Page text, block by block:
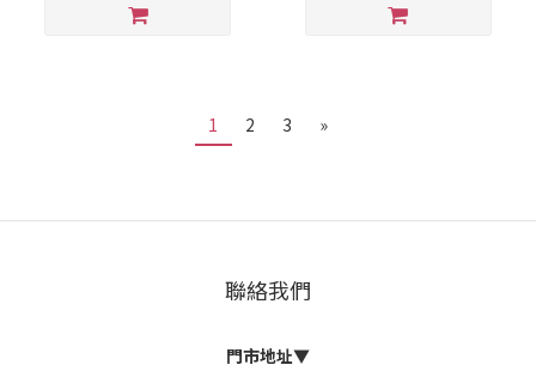
1 2 3 »
聯絡我們
門市地址▼